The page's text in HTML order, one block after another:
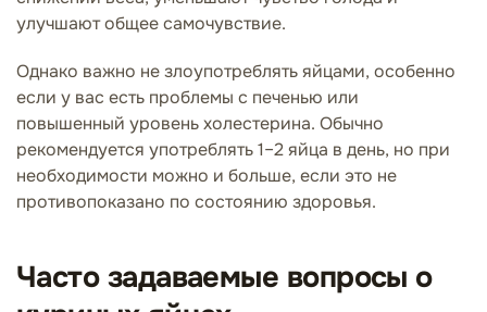
улучшают общее самочувствие.
Однако важно не злоупотреблять яйцами, особенно
если у вас есть проблемы с печенью или
повышенный уровень холестерина. Обычно
рекомендуется употреблять 1–2 яйца в день, но при
необходимости можно и больше, если это не
противопоказано по состоянию здоровья.
Часто задаваемые вопросы о